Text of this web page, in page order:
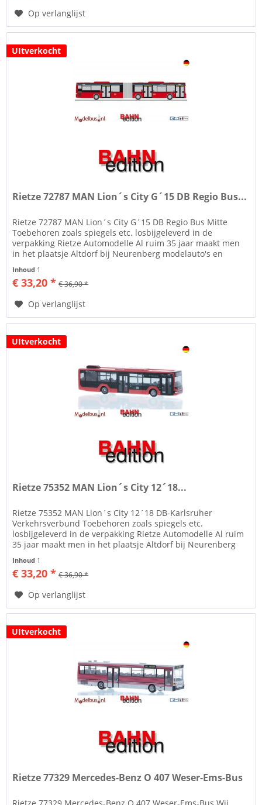
Op verlanglijst
UItverkocht
Rietze 72787 MAN Lion´s City G´15 DB Regio Bus...
Rietze 72787 MAN Lion´s City G´15 DB Regio Bus Mitte
Toebehoren zoals spiegels etc. losbijgeleverd in de
verpakking Rietze Automodelle Al ruim 35 jaar maakt men
in het plaatsje Altdorf bij Neurenberg modelauto's en
Inhoud 1
€ 33,20 * € 36,90 *
Op verlanglijst
UItverkocht
Rietze 75352 MAN Lion´s City 12´18...
Rietze 75352 MAN Lion´s City 12´18 DB-Karlsruher
Verkehrsverbund Toebehoren zoals spiegels etc.
losbijgeleverd in de verpakking Rietze Automodelle Al ruim
35 jaar maakt men in het plaatsje Altdorf bij Neurenberg
Inhoud 1
€ 33,20 * € 36,90 *
Op verlanglijst
UItverkocht
Rietze 77329 Mercedes-Benz O 407 Weser-Ems-Bus